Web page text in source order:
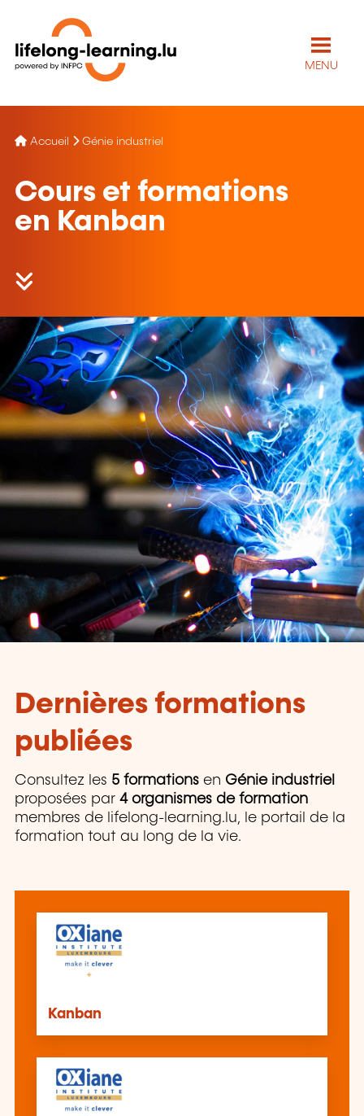
MENU
Accueil Génie industriel
Cours et formations
en Kanban
Dernières formations
publiées
Consultez les 5 formations en Génie industriel
proposées par 4 organismes de formation
membres de lifelong-learning.lu, le portail de la
formation tout au long de la vie.
Kanban